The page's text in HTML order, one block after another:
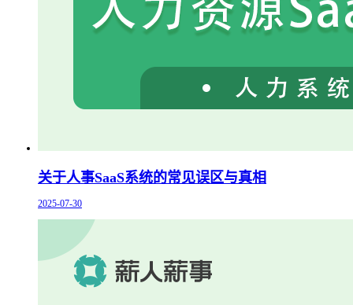
关于人事SaaS系统的常见误区与真相
2025-07-30